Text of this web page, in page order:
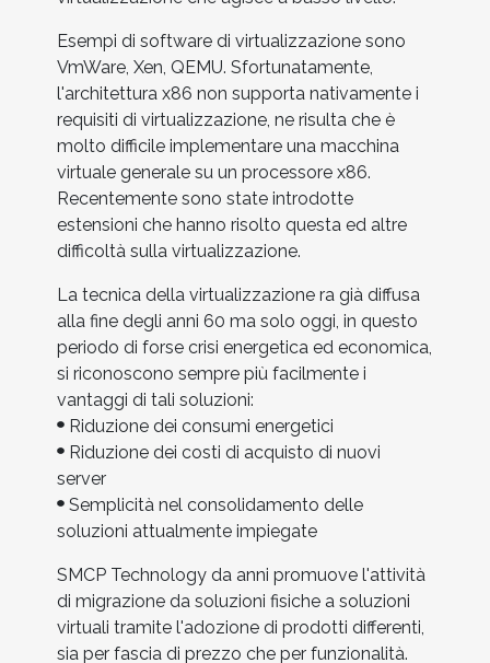
Esempi di software di virtualizzazione sono
VmWare, Xen, QEMU. Sfortunatamente,
l'architettura x86 non supporta nativamente i
requisiti di virtualizzazione, ne risulta che è
molto difficile implementare una macchina
virtuale generale su un processore x86.
Recentemente sono state introdotte
estensioni che hanno risolto questa ed altre
difficoltà sulla virtualizzazione.
La tecnica della virtualizzazione ra già diffusa
alla fine degli anni 60 ma solo oggi, in questo
periodo di forse crisi energetica ed economica,
si riconoscono sempre più facilmente i
vantaggi di tali soluzioni:
Riduzione dei consumi energetici
Riduzione dei costi di acquisto di nuovi
server
Semplicità nel consolidamento delle
soluzioni attualmente impiegate
SMCP Technology da anni promuove l'attività
di migrazione da soluzioni fisiche a soluzioni
virtuali tramite l'adozione di prodotti differenti,
sia per fascia di prezzo che per funzionalità.